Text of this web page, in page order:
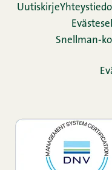
Uutiskirje
Snellman-